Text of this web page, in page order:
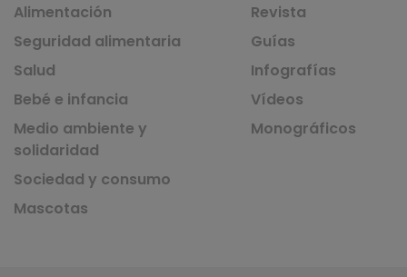
Alimentación
Seguridad alimentaria
Salud
Bebé e infancia
Medio ambiente y
solidaridad
Sociedad y consumo
Mascotas
Revista
Guías
Infografías
Vídeos
Monográficos